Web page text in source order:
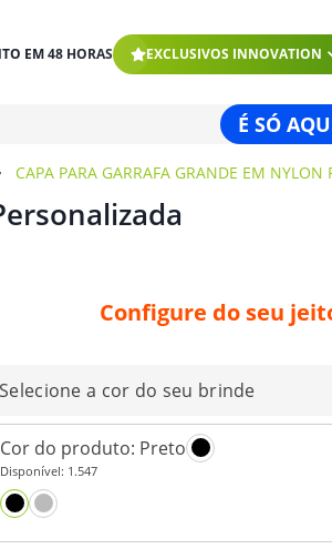
EM 48 HORAS EXCLUSIVOS INNOVATION
É SÓ
CAPA PARA GARRAFA GRANDE EM NYLON
Configure do seu
Selecione a cor do seu brinde
Cor do produto: Preto
Disponível: 1.547